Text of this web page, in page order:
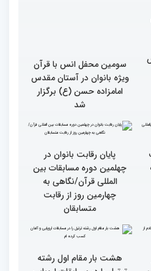
سومین محفل انس با قرآن
ویژه بانوان در آستان مقدس
امامزاده حسن (ع) برگزار
شد
پایان رقابت بانوان در
چهلمین دوره مسابقات بین
المللی قرآن/نگاهی به
چهارمین روز از رقابت
متسابقان